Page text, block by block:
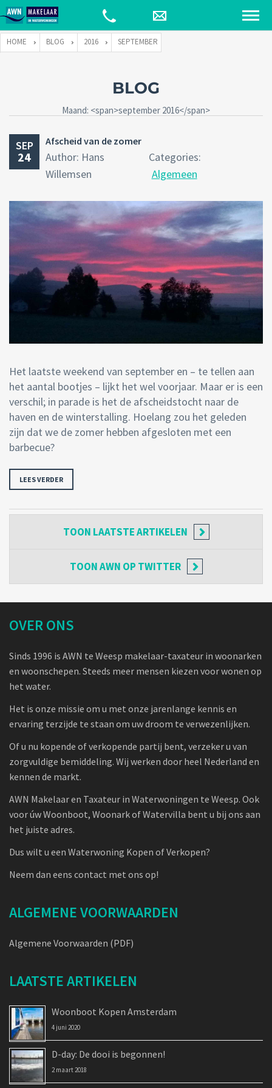
HOME BLOG 2016 SEPTEMBER
BLOG
Maand: <span>september 2016</span>
SEP
24
Afscheid van de zomer
Author: Hans
Willemsen
Categories:
Algemeen
Het laatste weekend van september en – te tellen aan
het aantal bootjes – lijkt het wel voorjaar. Maar er is een
verschil; in parade is het de afscheidstocht naar de
haven en de winterstalling. Hoelang zou het geleden
zijn dat we de zomer hebben afgesloten met een
barbecue?
LEES VERDER
TOON LAATSTE ARTIKELEN
TOONAWN OP TWITTER
OVER ONS
Sinds 1996 is AWN te Weesp makelaar-taxateur in woonarken
en woonschepen. Steeds meer mensen kiezen voor wonen op
het water.
Het is onze missie om u met onze jarenlange kennis en
ervaring terzijde te staan om uw droom te verwezenlijken.
Of u nu kopende of verkopende partij bent, verzeker u van
zorgvuldige bemiddeling. Wij werken door heel Nederland en
kennen de markt.
AWN Makelaar en Taxateur in Waterwoningen te Weesp. Ook
voor úw Woonboot, Woonark of Watervilla bent u bij ons aan
het juiste adres.
Dus wilt u een Waterwoning Kopen of Verkopen?
Neem dan eens contact met ons op!
ALGEMENE VOORWAARDEN
Algemene Voorwaarden (PDF)
LAATSTE ARTIKELEN
Woonboot Kopen Amsterdam
4 juni 2020
D-day: De dooi is begonnen!
2 maart 2018